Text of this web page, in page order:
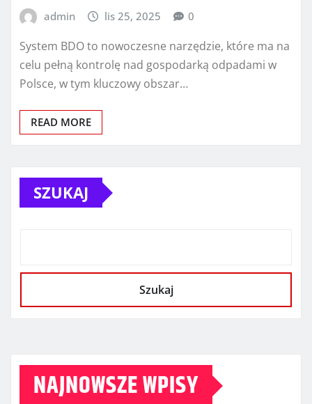
admin lis 25, 2025 0
System BDO to nowoczesne narzędzie, które ma na
celu pełną kontrolę nad gospodarką odpadami w
Polsce, w tym kluczowy obszar…
READ MORE
SZUKAJ
Szukaj
NAJNOWSZE WPISY